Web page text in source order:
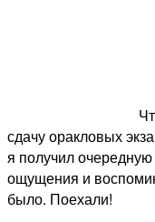
сдачу оракловых
я получил
ощущения и
было. Поехали!